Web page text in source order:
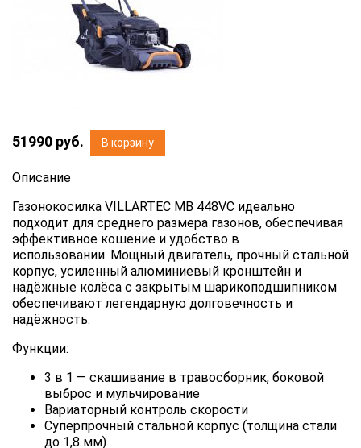
51990 руб. В корзину
Описание
Газонокосилка VILLARTEC MB 448VС идеально
подходит для среднего размера газонов, обеспечивая
эффективное кошение и удобство в
использовании. Мощный двигатель, прочный стальной
корпус, усиленный алюминиевый кронштейн и
надёжные колёса с закрытым шарикоподшипником
обеспечивают легендарную долговечность и
надёжность.
Функции:
3 в 1 — скашивание в травосборник, боковой
выброс и мульчирование
Вариаторный контроль скорости
Суперпрочный стальной корпус (толщина стали
до 1,8 мм)